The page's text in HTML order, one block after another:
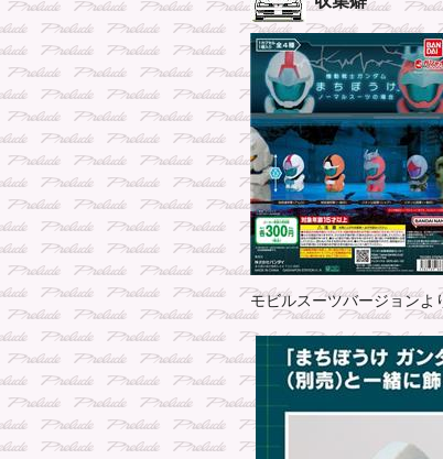
モビルスーツバージョンよ